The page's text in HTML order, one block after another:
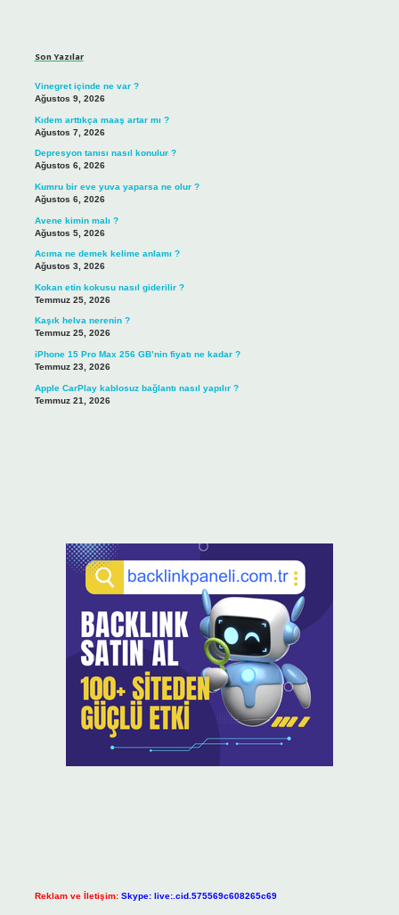
Son Yazılar
Vinegret içinde ne var ?
Ağustos 9, 2026
Kıdem arttıkça maaş artar mı ?
Ağustos 7, 2026
Depresyon tanısı nasıl konulur ?
Ağustos 6, 2026
Kumru bir eve yuva yaparsa ne olur ?
Ağustos 6, 2026
Avene kimin malı ?
Ağustos 5, 2026
Acıma ne demek kelime anlamı ?
Ağustos 3, 2026
Kokan etin kokusu nasıl giderilir ?
Temmuz 25, 2026
Kaşık helva nerenin ?
Temmuz 25, 2026
iPhone 15 Pro Max 256 GB’nin fiyatı ne kadar ?
Temmuz 23, 2026
Apple CarPlay kablosuz bağlantı nasıl yapılır ?
Temmuz 21, 2026
Reklam ve İletişim: Skype: live:.cid.575569c608265c69